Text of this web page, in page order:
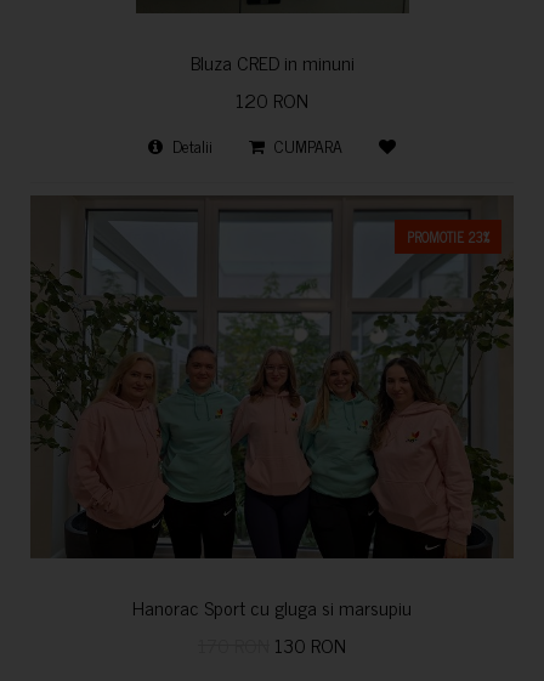
Bluza CRED in minuni
120 RON
Detalii CUMPARA
PROMOTIE 23%
Hanorac Sport cu gluga si marsupiu
130 RON